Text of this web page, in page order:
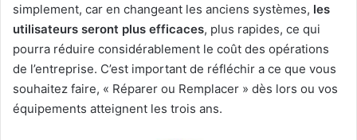
simplement, car en changeant les anciens systèmes, les
utilisateurs seront plus efficaces, plus rapides, ce qui
pourra réduire considérablement le coût des opérations
de l’entreprise. C’est important de réfléchir a ce que vous
souhaitez faire, « Réparer ou Remplacer » dès lors ou vos
équipements atteignent les trois ans.